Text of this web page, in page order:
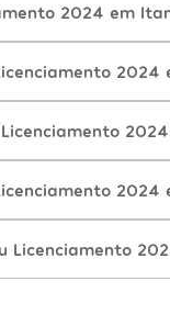
2024 em
2024
2024
Licenciamento